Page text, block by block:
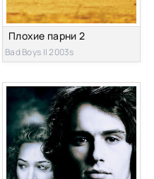
Плохие парни 2
Bad Boys II 2003s